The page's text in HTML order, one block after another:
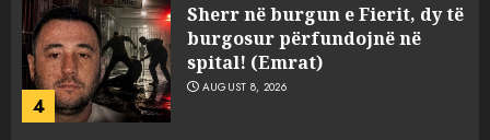
4
Sherr në burgun e Fierit, dy të
burgosur përfundojnë në
spital! (Emrat)
AUGUST 8, 2026